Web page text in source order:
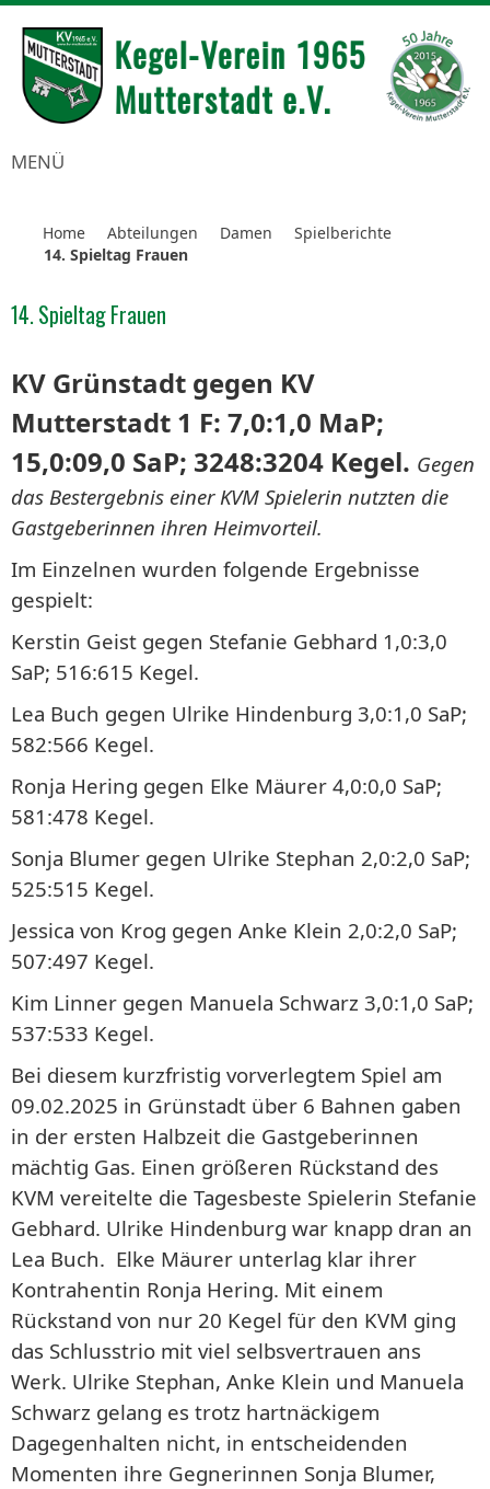
MENÜ
Home Abteilungen Damen
Spielberichte
14. Spieltag Frauen
14. Spieltag Frauen
KV Grünstadt gegen KV
Mutterstadt 1 F: 7,0:1,0 MaP;
15,0:09,0 SaP; 3248:3204 Kegel. Gegen
das Bestergebnis einer KVM Spielerin nutzten die
Gastgeberinnen ihren Heimvorteil.
Im Einzelnen wurden folgende Ergebnisse
gespielt:
Kerstin Geist gegen Stefanie Gebhard 1,0:3,0
SaP; 516:615 Kegel.
Lea Buch gegen Ulrike Hindenburg 3,0:1,0 SaP;
582:566 Kegel.
Ronja Hering gegen Elke Mäurer 4,0:0,0 SaP;
581:478 Kegel.
Sonja Blumer gegen Ulrike Stephan 2,0:2,0 SaP;
525:515 Kegel.
Jessica von Krog gegen Anke Klein 2,0:2,0 SaP;
507:497 Kegel.
Kim Linner gegen Manuela Schwarz 3,0:1,0 SaP;
537:533 Kegel.
Bei diesem kurzfristig vorverlegtem Spiel am
09.02.2025 in Grünstadt über 6 Bahnen gaben
in der ersten Halbzeit die Gastgeberinnen
mächtig Gas. Einen größeren Rückstand des
KVM vereitelte die Tagesbeste Spielerin Stefanie
Gebhard. Ulrike Hindenburg war knapp dran an
Lea Buch. Elke Mäurer unterlag klar ihrer
Kontrahentin Ronja Hering. Mit einem
Rückstand von nur 20 Kegel für den KVM ging
das Schlusstrio mit viel selbsvertrauen ans
Werk. Ulrike Stephan, Anke Klein und Manuela
Schwarz gelang es trotz hartnäckigem
Dagegenhalten nicht, in entscheidenden
Momenten ihre Gegnerinnen Sonja Blumer,